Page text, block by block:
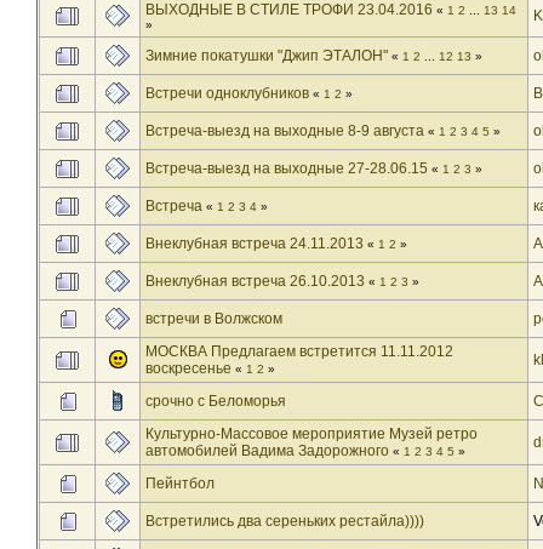
ВЫХОДНЫЕ В СТИЛЕ ТРОФИ 23.04.2016 « 1 2 ... 13 14
»
Зимние покатушки "Джип ЭТАЛОН" « 1 2 ... 12 13 »
Встречи одноклубников « 1 2 »
Встреча-выезд на выходные 8-9 августа « 1 2 3 4 5 »
Встреча-выезд на выходные 27-28.06.15 « 1 2 3 »
Встреча « 1 2 3 4 »
Внеклубная встреча 24.11.2013 « 1 2 »
Внеклубная встреча 26.10.2013 « 1 2 3 »
встречи в Волжском
МОСКВА Предлагаем встретится 11.11.2012
воскресенье « 1 2 »
срочно с Беломорья
Культурно-Массовое мероприятие Музей ретро
автомобилей Вадима Задорожного « 1 2 3 4 5 »
Пейнтбол
Встретились два сереньких рестайла))))